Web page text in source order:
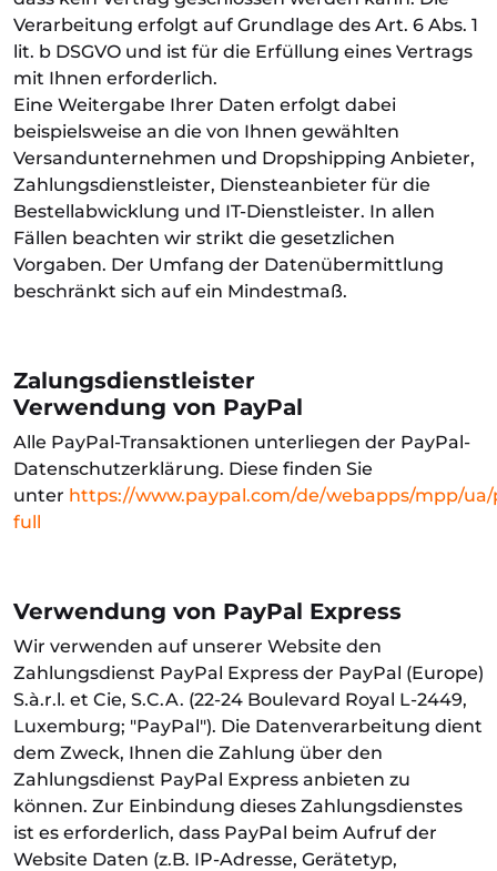
Verarbeitung erfolgt auf Grundlage des Art. 6 Abs. 1
lit. b DSGVO und ist für die Erfüllung eines Vertrags
mit Ihnen erforderlich.
Eine Weitergabe Ihrer Daten erfolgt dabei
beispielsweise an die von Ihnen gewählten
Versandunternehmen und Dropshipping Anbieter,
Zahlungsdienstleister, Diensteanbieter für die
Bestellabwicklung und IT-Dienstleister. In allen
Fällen beachten wir strikt die gesetzlichen
Vorgaben. Der Umfang der Datenübermittlung
beschränkt sich auf ein Mindestmaß.
Zalungsdienstleister
Verwendung von PayPal
Alle PayPal-Transaktionen unterliegen der PayPal-
Datenschutzerklärung. Diese finden Sie
unter https://www.paypal.com/de/webapps/mpp/ua/
full
Verwendung von PayPal Express
Wir verwenden auf unserer Website den
Zahlungsdienst PayPal Express der PayPal (Europe)
S.à.r.l. et Cie, S.C.A. (22-24 Boulevard Royal L-2449,
Luxemburg; "PayPal"). Die Datenverarbeitung dient
dem Zweck, Ihnen die Zahlung über den
Zahlungsdienst PayPal Express anbieten zu
können. Zur Einbindung dieses Zahlungsdienstes
ist es erforderlich, dass PayPal beim Aufruf der
Website Daten (z.B. IP-Adresse, Gerätetyp,